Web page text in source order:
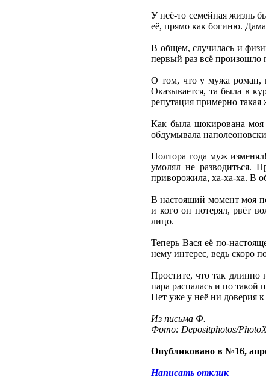
У неё-то семейная жизнь
её, прямо как богиню.
В общем, случилась и
первый раз всё
О том, что у мужа роман,
Оказывается, та была в
репутация примерно такая
Как была шокирована моя
обдумывала
Полтора года муж
умолял не разводиться.
приворожила, ха-ха-ха. В
В настоящий момент моя
и кого он потерял, рвёт
лицо.
Теперь Вася её по-
нему интерес, ведь скоро
Простите, что так длинно
пара распалась и по
Нет уже у неё ни доверия
Из письма Ф.
Фото: Depositphotos/
Опубликовано в №16,
Написать отклик